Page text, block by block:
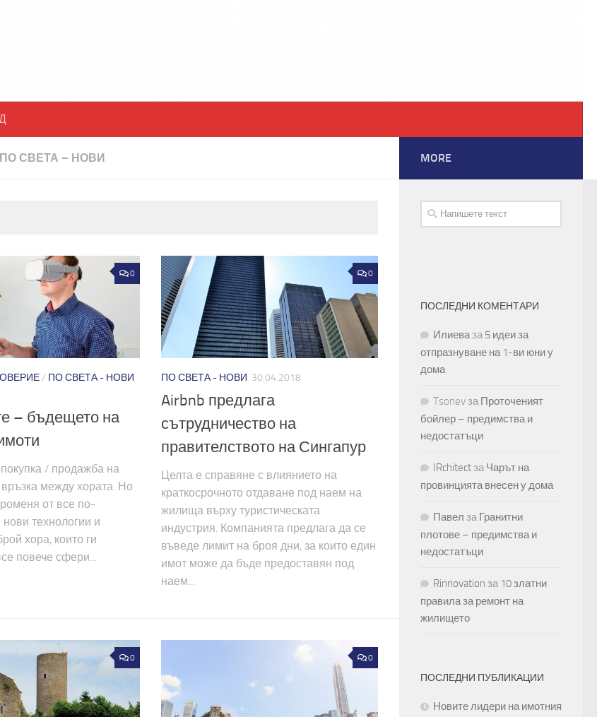
ПО СВЕТА – НОВИ
0
/ ПО СВЕТА - НОВИ
– бъдещето на
/ продажба на
между хората. Но
от все по-
технологии и
хора, които ги
повече сфери...
0
ПО СВЕТА - НОВИ 30.04.2018
Airbnb предлага
сътрудничество на
правителството на Сингапур
Целта е справяне с влиянието на
краткосрочното отдаване под наем на
жилища върху туристическата
индустрия. Компанията предлага да се
въведе лимит на броя дни, за които един
имот може да бъде предоставян под
наем...
0 0
MORE
ПОСЛЕДНИ КОМЕНТАРИ
Илиеваза5 идеи за
отпразнуване на 1-ви юни у
дома
TsonevзаПроточеният
бойлер – предимства и
недостатъци
IRchitectзаЧарът на
провинцията внесен у дома
Павел заГранитни
плотове – предимства и
недостатъци
Rinnovation за 10 златни
правила за ремонт на
жилището
ПОСЛЕДНИ ПУБЛИКАЦИИ
Новите лидери на имотния